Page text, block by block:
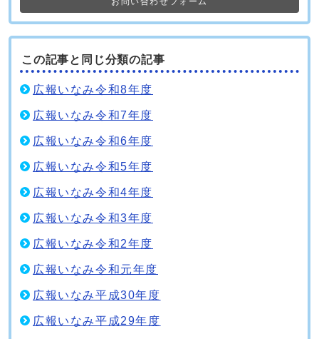
この記事と同じ分類の記事
広報いなみ令和8年度
広報いなみ令和7年度
広報いなみ令和6年度
広報いなみ令和5年度
広報いなみ令和4年度
広報いなみ令和3年度
広報いなみ令和2年度
広報いなみ令和元年度
広報いなみ平成30年度
広報いなみ平成29年度